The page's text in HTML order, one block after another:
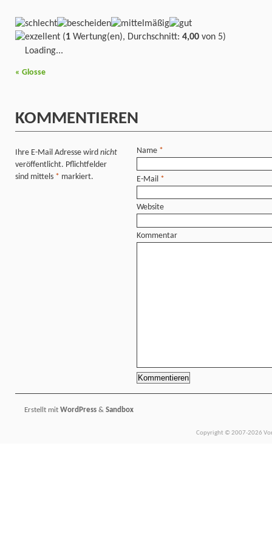
(1 Wertung(en), Durchschnitt: 4,00 von 5)
Loading...
« Glosse
KOMMENTIEREN
Ihre E-Mail Adresse wird nicht
veröffentlicht. Pflichtfelder
sind mittels * markiert.
Name *
E-Mail *
Website
Kommentar
Erstellt mit WordPress & Sandbox
Copyright © 2007-2026